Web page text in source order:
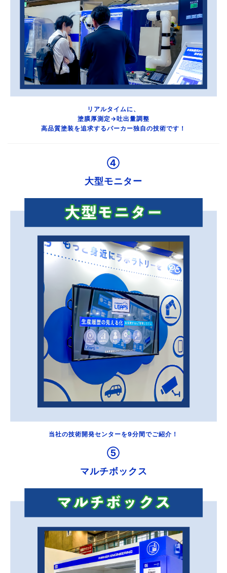
リアルタイムに、
塗膜厚測定→吐出量調整
高品質塗装を追求するパーカー独自の技術です！
④
大型モニター
当社の技術開発センターを9分間でご紹介！
⑤
マルチボックス